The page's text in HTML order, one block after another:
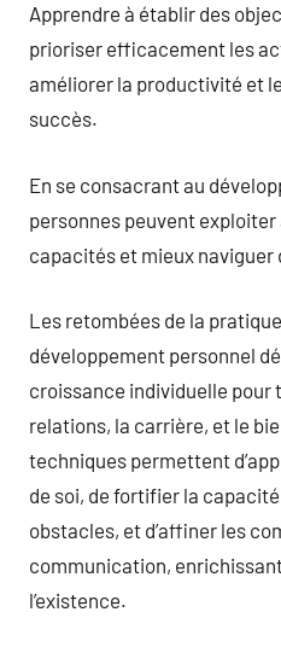
Apprendre à établir des
prioriser efficacement les
améliorer la productivité et
succès.
En se consacrant au
personnes peuvent
capacités et mieux naviguer
Les retombées de la
développement personnel
croissance individuelle
relations, la carrière, et le
techniques permettent
de soi, de fortifier la
obstacles, et d’affiner les
communication,
l’existence.